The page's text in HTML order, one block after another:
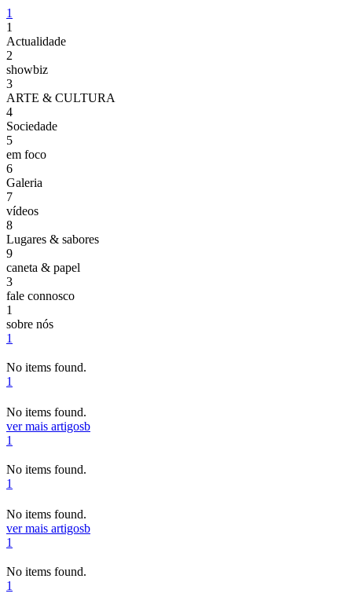
1
1
Actualidade
2
showbiz
3
ARTE & CULTURA
4
Sociedade
5
em foco
6
Galeria
7
vídeos
8
Lugares & sabores
9
caneta & papel
3
fale connosco
1
sobre nós
1
No items found.
1
No items found.
ver mais artigosb
1
No items found.
1
No items found.
ver mais artigosb
1
No items found.
1